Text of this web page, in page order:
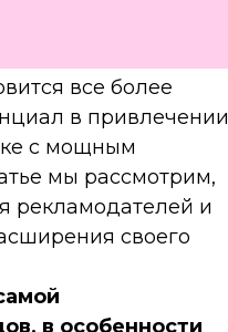
все более
в привлечении
с мощным
мы рассмотрим,
рекламодателей и
своего
в особенности